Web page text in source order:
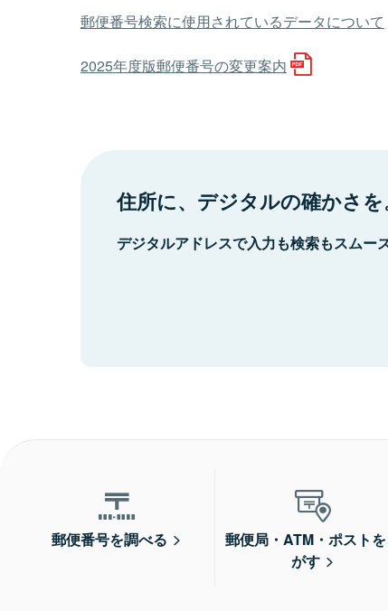
郵便番号検索に使用されているデータについて
2025年度版郵便番号の変更案内
住所に、デジタルの確かさを
デジタルアドレスで入力も検索もスムーズ
郵便番号を調べる
郵便局・ATM・ポスト
がす